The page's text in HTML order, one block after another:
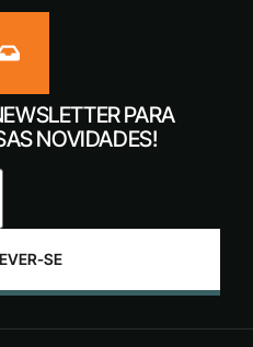
PARA
NOVIDADES!
SE